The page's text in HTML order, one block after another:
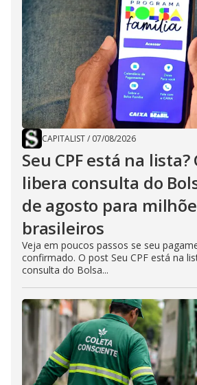
CAPITALIST/ 07/08/2026
Seu CPF está na
libera consulta do
de agosto para
brasileiros
Veja em poucos passos se seu
confirmado. O post Seu CPF está na
consulta do Bolsa...